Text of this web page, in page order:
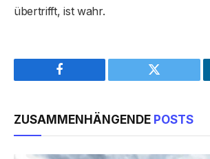
übertrifft, ist wahr.
Facebook Twitter
ZUSAMMENHÄNGENDE POSTS